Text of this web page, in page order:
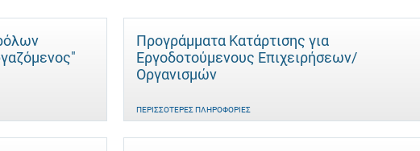
Προγράμματα Κατάρτισης για
Εργοδοτούμενους Επιχειρήσεων/
Οργανισμών
ΠΕΡΙΣΣΌΤΕΡΕΣ ΠΛΗΡΟΦΟΡΊΕΣ